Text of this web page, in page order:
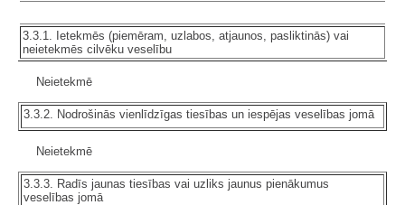
3.3.1. Ietekmēs (piemēram, uzlabos, atjaunos, pasliktinās) vai
neietekmēs cilvēku veselību
Neietekmē
3.3.2. Nodrošinās vienlīdzīgas tiesības un iespējas veselības jomā
Neietekmē
3.3.3. Radīs jaunas tiesības vai uzliks jaunus pienākumus
veselības jomā